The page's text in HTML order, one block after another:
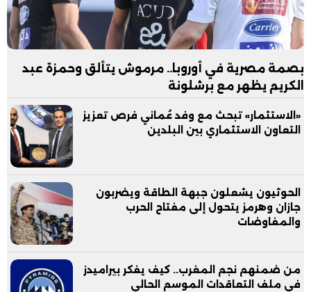
بصمة مصرية في أوروبا.. مرموش يتألق وحمزة عبد
الكريم يظهر مع برشلونة
«الاستثمار» تبحث مع وفد عُماني فرص تعزيز
التعاون الاستثماري بين البلدين
الحوثيون يشعلون جبهة الطاقة ويضربون
جازان وهرمز يتحول إلى مفتاح الحرب
والمفاوضات
من ضمنهم نجم المغرب.. كيف يفكر بيراميدز
في ملف التعاقدات الموسم الحالي